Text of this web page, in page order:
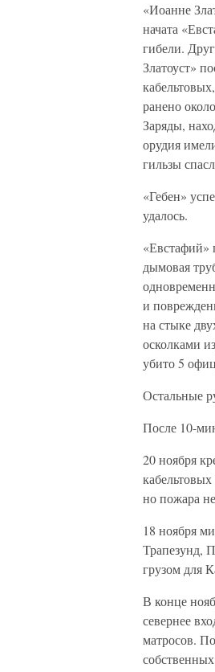
«Иоанне
начата
гибели.
Златоуст»
ранено
Заряды,
орудия
гильзы
«Гебен»
удалось.
«Евстафий»
дымовая
и
на стыке
осколками
убито 5
Остальные
После 10-
20 ноября
но пожара
18 ноября
Трапезунд,
грузом для
В конце
севернее
матросов.